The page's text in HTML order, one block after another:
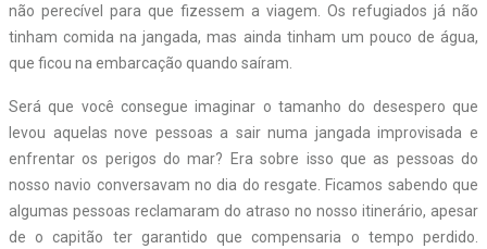
não perecível para que fizessem a viagem. Os refugiados já não
tinham comida na jangada, mas ainda tinham um pouco de água,
que ficou na embarcação quando saíram.
Será que você consegue imaginar o tamanho do desespero que
levou aquelas nove pessoas a sair numa jangada improvisada e
enfrentar os perigos do mar? Era sobre isso que as pessoas do
nosso navio conversavam no dia do resgate. Ficamos sabendo que
algumas pessoas reclamaram do atraso no nosso itinerário, apesar
de o capitão ter garantido que compensaria o tempo perdido.